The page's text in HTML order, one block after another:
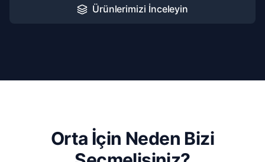
Ürünlerimizi İnceleyin
Orta İçin Neden Bizi